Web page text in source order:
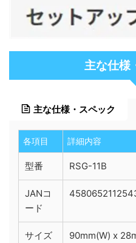
主な仕様
主な仕様・スペック
各項目 詳細内容
型番 RSG-11B
JANコ
ード
サイズ 90mm(W) x